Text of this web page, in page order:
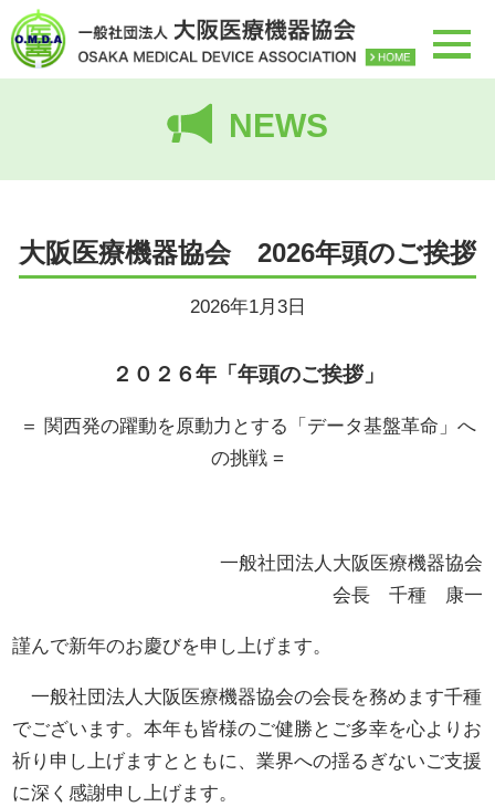
NEWS
大阪医療機器協会 2026年頭のご挨拶
2026年1月3日
２０２６年「年頭のご挨拶」
＝ 関西発の躍動を原動力とする「データ基盤革命」へ
の挑戦 =
一般社団法人大阪医療機器協会
会長 千種 康一
謹んで新年のお慶びを申し上げます。
一般社団法人大阪医療機器協会の会長を務めます千種
でございます。本年も皆様のご健勝とご多幸を心よりお
祈り申し上げますとともに、業界への揺るぎないご支援
に深く感謝申し上げます。